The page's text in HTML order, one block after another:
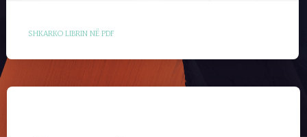
SHKARKO LIBRIN NË PDF